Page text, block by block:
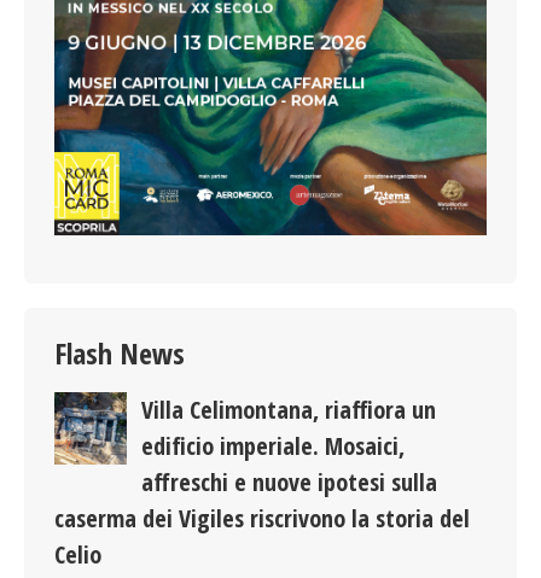
Flash News
Villa Celimontana, riaffiora un
edificio imperiale. Mosaici,
affreschi e nuove ipotesi sulla
caserma dei Vigiles riscrivono la storia del
Celio